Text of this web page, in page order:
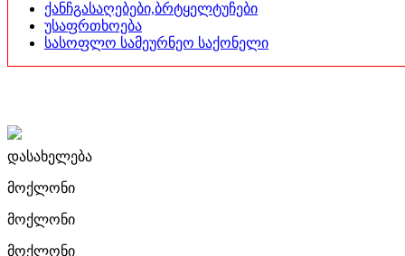
ქანჩგასაღებები,ბრტყელტუჩები
უსაფრთხოება
სასოფლო სამეურნეო საქონელი
დასახელება
მოქლონი
მოქლონი
მოქლონი